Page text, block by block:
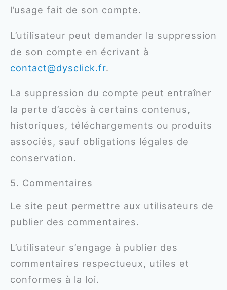
l’usage fait de son compte.
L’utilisateur peut demander la suppression
de son compte en écrivant à
contact@dysclick.fr.
La suppression du compte peut entraîner
la perte d’accès à certains contenus,
historiques, téléchargements ou produits
associés, sauf obligations légales de
conservation.
5. Commentaires
Le site peut permettre aux utilisateurs de
publier des commentaires.
L’utilisateur s’engage à publier des
commentaires respectueux, utiles et
conformes à la loi.